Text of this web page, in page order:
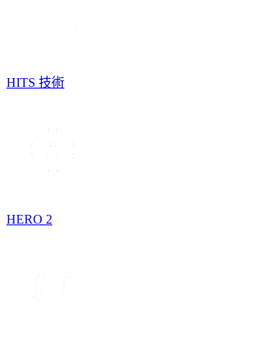
HITS 技術
HERO 2